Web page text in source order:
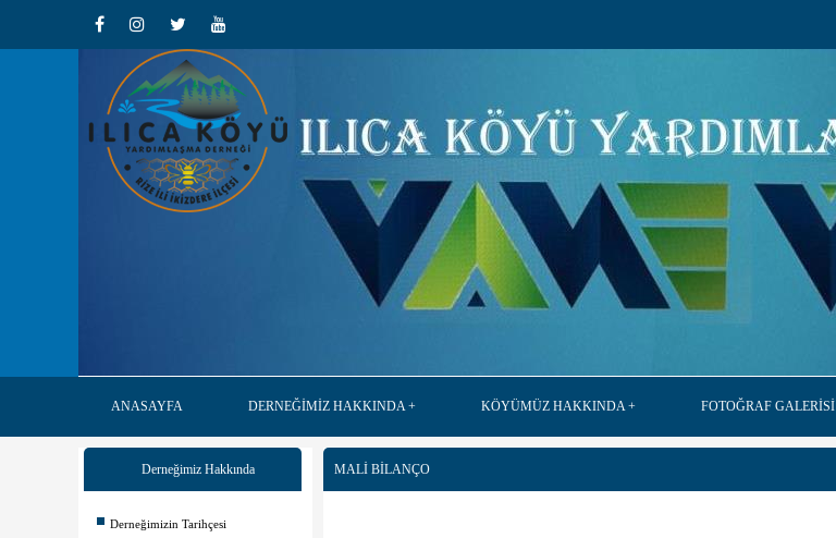
ANASAYFA DERNEĞİMİZ HAKKINDA KÖYÜMÜZ HAKKINDA FOTOĞRAF GALERİSİ
Derneğimiz Hakkında
Derneğimizin Tarihçesi
MALİ BİLANÇO